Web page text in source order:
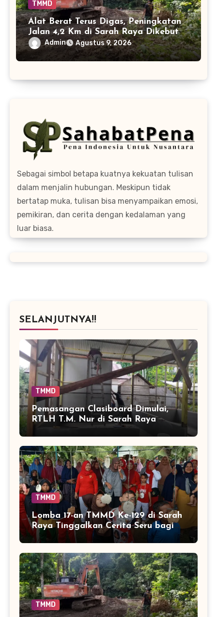
TMMD
Alat Berat Terus Digas, Peningkatan
Jalan 4,2 Km di Sarah Raya Dikebut
Admin Agustus 9, 2026
Sebagai simbol betapa kuatnya kekuatan tulisan
dalam menjalin hubungan. Meskipun tidak
bertatap muka, tulisan bisa menyampaikan emosi,
pemikiran, dan cerita dengan kedalaman yang
luar biasa.
SELANJUTNYA!!
TMMD
Pemasangan Clasiboard Dimulai,
RTLH T.M. Nur di Sarah Raya
Masuki Tahap Baru
TMMD
Lomba 17-an TMMD Ke-129 di Sarah
Raya Tinggalkan Cerita Seru bagi
Anak-anak
TMMD